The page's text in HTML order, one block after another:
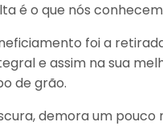
é o que nós
foi a
e assim na sua
de grão.
demora um pouco